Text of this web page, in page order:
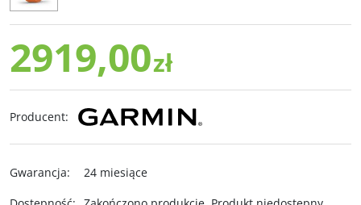
2919,00zł
Producent:
Gwarancja:
24 miesiące